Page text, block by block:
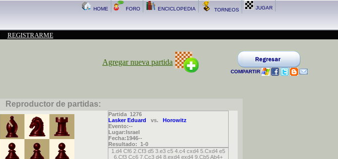
HOME FORO ENCICLOPEDIA TORNEOS JUGAR
REGISTRARME
Agregar nueva partida
COMPARTIR